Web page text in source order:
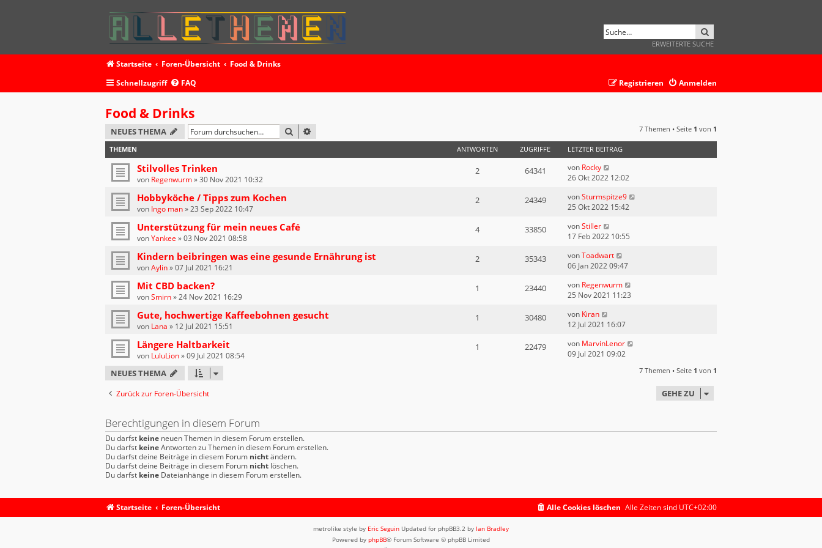
ERWEITERTE SUCHE
Startseite Foren-Übersicht
Food & Drinks
Schnellzugriff
FAQ Anmelden
Registrieren
Food & Drinks
NEUES THEMA SUCHE 7 Themen • Seite 1 von 1
THEMEN ANTWORTEN ZUGRIFFE LETZTER BEITRAG
Stilvolles Trinken
von Regenwurm»30 Nov 2021 10:32
2 64341 von Rocky
26 Okt 2022 12:02
Hobbyköche / Tipps zum Kochen
von Ingo man»23 Sep 2022 10:47
2 24349 vonSturmspitze9
25 Okt 2022 15:42
Unterstützung für mein neues Café
vonYankee »03 Nov 2021 08:58
4 33850 vonStiller
17 Feb 2022 10:55
Kindern beibringen was eine gesunde Ernährung ist
vonAylin»07 Jul 2021 16:21
2 35343 vonToadwart
06 Jan 2022 09:47
Mit CBD backen?
vonSmirn»24 Nov 2021 16:29
1 23440 von Regenwurm
25 Nov 2021 11:23
Gute, hochwertige Kaffeebohnen gesucht
von Lana » 12 Jul 2021 15:51
1 30480 von Kiran
12 Jul 2021 16:07
Längere Haltbarkeit
von LuluLion»09 Jul 2021 08:54
1 22479 von MarvinLenor
09 Jul 2021 09:02
NEUES THEMA 7 Themen • Seite 1 von 1
Zurück zur Foren-Übersicht GEHE ZU
Berechtigungen in diesem Forum
Du darfst keine neuen Themen in diesem Forum erstellen.
Du darfst keineAntworten zu Themen in diesem Forum erstellen.
Du darfst deine Beiträge in diesem Forum nichtändern.
Du darfst deine Beiträge in diesem Forum nicht löschen.
Du darfst keine Dateianhänge in diesem Forum erstellen.
Startseite Foren-Übersicht Alle Zeiten sind UTC+02:00
Alle Cookies löschen
metrolike style by Eric Seguin Updated for phpBB3.2 by Ian Bradley
Powered by phpBB® Forum Software © phpBB Limited